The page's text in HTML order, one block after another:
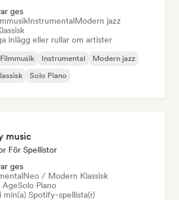
ges
InstrumentalModern jazz
inlägg eller rullar om artister
Filmmusik Instrumental
Modern jazz
Solo Piano
music
För Spellistor
ges
Neo / Modern Klassisk
AgeSolo Piano
Spotify-spellista(r)